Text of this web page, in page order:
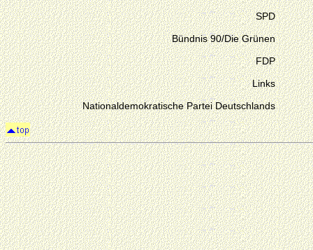
SPD
Bündnis 90/Die Grünen
FDP
Links
Nationaldemokratische Partei Deutschlands